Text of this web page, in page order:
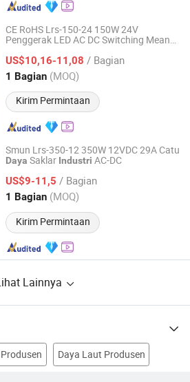
CE RoHS Lrs-150-24 150W 24V
Penggerak LED AC DC Switching Mean
CatuDayaSwitching SMPS
US$10,16-11,08 / Bagian
1 Bagian (MOQ)
Kirim Permintaan
Ltd.
Harga mulai 2011
Smun Lrs-350-12 350W 12VDC 29A Catu
Daya Saklar Industri AC-DC
US$9-11,5 / Bagian
1 Bagian (MOQ)
Kirim Permintaan
Technology Co., Ltd.
Harga mulai 2009
Lainnya
Daya Laut Produsen